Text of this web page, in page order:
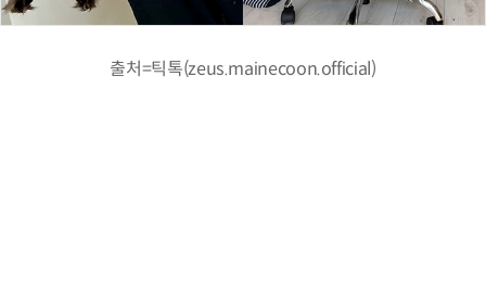
출처=틱톡(zeus.mainecoon.official)